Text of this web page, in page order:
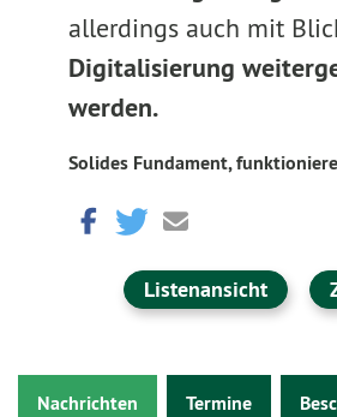
allerdings auch mit
Digitalisierung
werden.
Solides Fundament,
Listenansicht
Nachrichten Termine